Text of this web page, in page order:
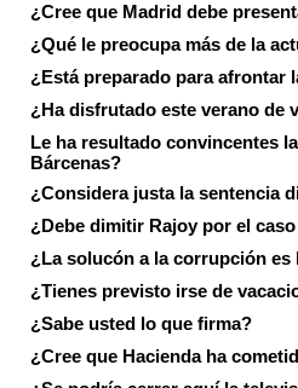
¿Cree que Madrid debe
¿Qué le preocupa más de la
¿Está preparado para afrontar
¿Ha disfrutado este verano de
Le ha resultado convincentes
Bárcenas?
¿Considera justa la sentencia
¿Debe dimitir Rajoy por el
¿La solucón a la corrupción es
¿Tienes previsto irse de
¿Sabe usted lo que firma?
¿Cree que Hacienda ha